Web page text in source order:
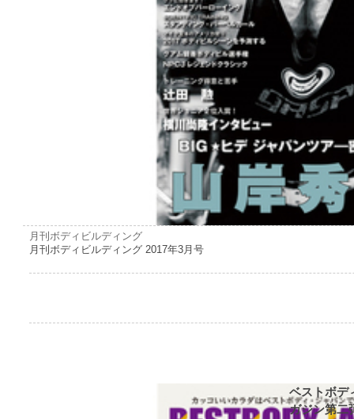
月刊ボディビルディング
月刊ボディビルディング 2017年3月号
ベストボデ
ガジン第二